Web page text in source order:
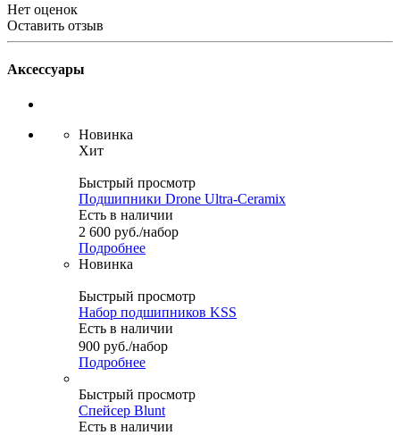
Нет оценок
Оставить отзыв
Аксессуары
Новинка
Хит
Быстрый просмотр
Подшипники Drone Ultra-Ceramix
Есть в наличии
2 600 руб./набор
Подробнее
Новинка
Быстрый просмотр
Набор подшипников KSS
Есть в наличии
900 руб./набор
Подробнее
Быстрый просмотр
Спейсер Blunt
Есть в наличии